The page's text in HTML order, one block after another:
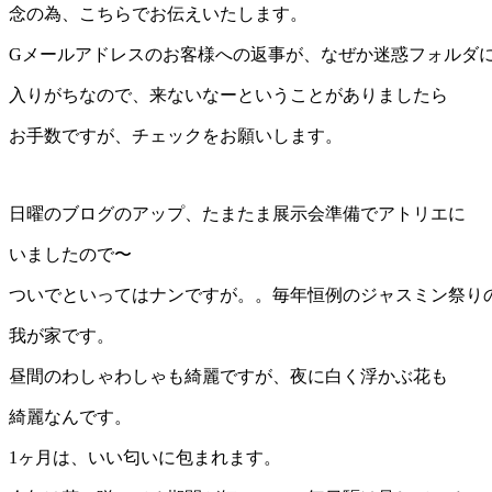
念の為、こちらでお伝えいたします。
Gメールアドレスのお客様への返事が、なぜか迷惑フォルダ
入りがちなので、来ないなーということがありましたら
お手数ですが、チェックをお願いします。
日曜のブログのアップ、たまたま展示会準備でアトリエに
いましたので〜
ついでといってはナンですが。。毎年恒例のジャスミン祭り
我が家です。
昼間のわしゃわしゃも綺麗ですが、夜に白く浮かぶ花も
綺麗なんです。
1ヶ月は、いい匂いに包まれます。